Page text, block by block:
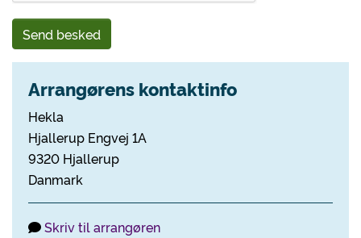
Send besked
Arrangørens kontaktinfo
Hekla
Hjallerup Engvej 1A
9320 Hjallerup
Danmark
Skriv til arrangøren